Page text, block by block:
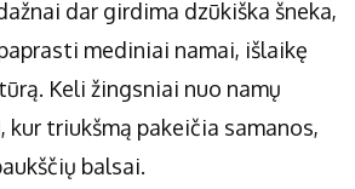
dar girdima dzūkiška šneka,
mediniai namai, išlaikę
Keli žingsniai nuo namų
kur triukšmą pakeičia samanos,
balsai.